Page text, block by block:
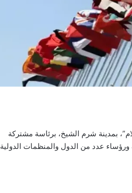
شرم الشيخ للسلام”، بمدينة شرم الشيخ، برئاسة مشتركة
عدد من الدول والمنظمات الدولية